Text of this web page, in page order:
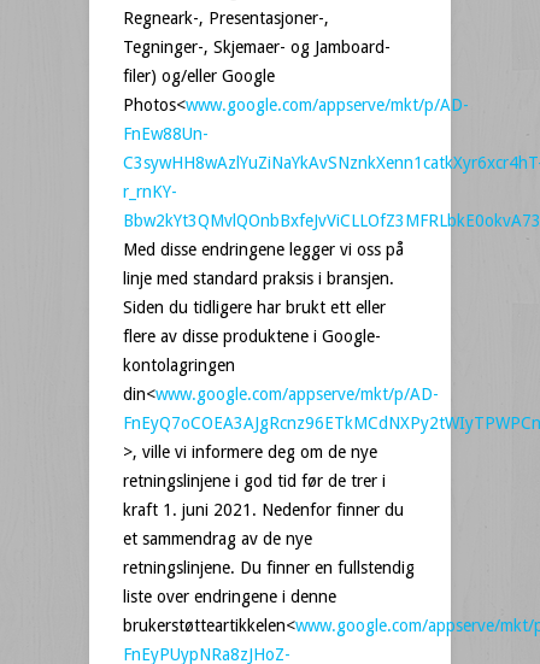
Regneark-, Presentasjoner-,
Tegninger-, Skjemaer- og Jamboard-
filer) og/eller Google
Photos<www.google.com/appserve/mkt/p/AD-
FnEw88Un-
r_rnKY-
Med disse endringene legger vi oss på
linje med standard praksis i bransjen.
Siden du tidligere har brukt ett eller
flere av disse produktene i Google-
kontolagringen
din<www.google.com/appserve/mkt/p/AD-
>, ville vi informere deg om de nye
retningslinjene i god tid før de trer i
kraft 1. juni 2021. Nedenfor finner du
et sammendrag av de nye
retningslinjene. Du finner en fullstendig
liste over endringene i denne
brukerstøtteartikkelen<www.google.com/appserve/mkt/
FnEyPUypNRa8zJHoZ-